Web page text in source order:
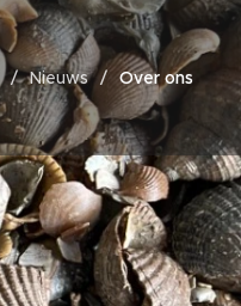
Nieuws Over ons